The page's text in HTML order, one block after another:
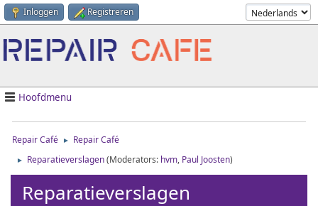
Inloggen Registreren
Hoofdmenu
Repair Café ► Repair Café
► Reparatieverslagen(Moderators: hvm, Paul Joosten)
Reparatieverslagen